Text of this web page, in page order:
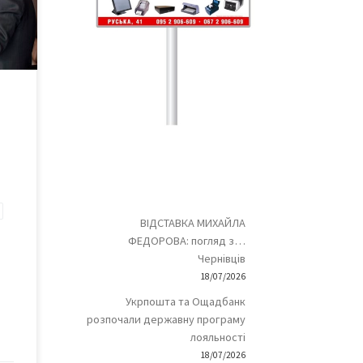
ВІДСТАВКА МИХАЙЛА
ФЕДОРОВА: погляд з…
Чернівців
18/07/2026
Укрпошта та Ощадбанк
розпочали державну програму
лояльності
18/07/2026